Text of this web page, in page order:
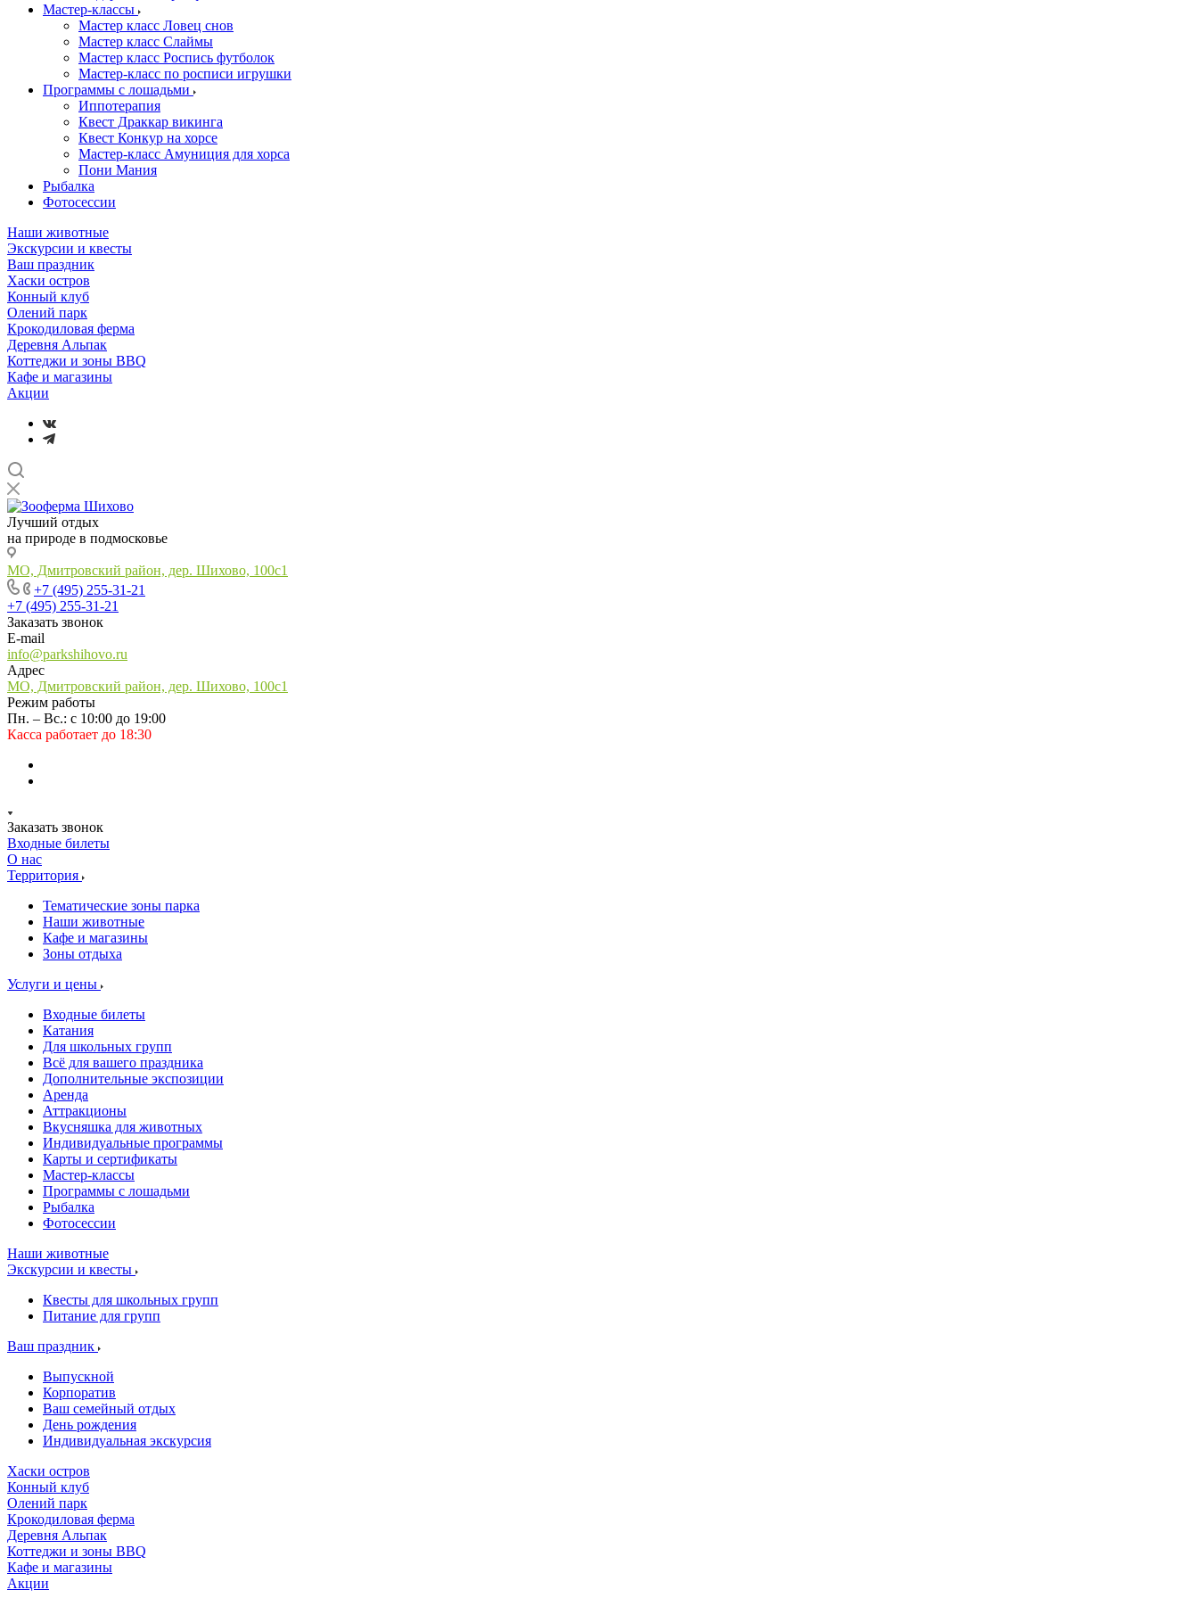
Мастер-классы
Мастер класс Ловец снов
Мастер класс Слаймы
Мастер класс Роспись футболок
Мастер-класс по росписи игрушки
Программы с лошадьми
Иппотерапия
Квест Драккар викинга
Квест Конкур на хорсе
Мастер-класс Амуниция для хорса
Пони Мания
Рыбалка
Фотосессии
Наши животные
Экскурсии и квесты
Ваш праздник
Хаски остров
Конный клуб
Олений парк
Крокодиловая ферма
Деревня Альпак
Коттеджи и зоны BBQ
Кафе и магазины
Акции
Лучший отдых
на природе в подмосковье
МО, Дмитровский район, дер. Шихово, 100с1
+7 (495) 255-31-21
+7 (495) 255-31-21
Заказать звонок
E-mail
info@parkshihovo.ru
Адрес
МО, Дмитровский район, дер. Шихово, 100с1
Режим работы
Пн. – Вс.: с 10:00 до 19:00
Касса работает до 18:30
Заказать звонок
Входные билеты
О нас
Территория
Тематические зоны парка
Наши животные
Кафе и магазины
Зоны отдыха
Услуги и цены
Входные билеты
Катания
Для школьных групп
Всё для вашего праздника
Дополнительные экспозиции
Аренда
Аттракционы
Вкусняшка для животных
Индивидуальные программы
Карты и сертификаты
Мастер-классы
Программы с лошадьми
Рыбалка
Фотосессии
Наши животные
Экскурсии и квесты
Квесты для школьных групп
Питание для групп
Ваш праздник
Выпускной
Корпоратив
Ваш семейный отдых
День рождения
Индивидуальная экскурсия
Хаски остров
Конный клуб
Олений парк
Крокодиловая ферма
Деревня Альпак
Коттеджи и зоны BBQ
Кафе и магазины
Акции